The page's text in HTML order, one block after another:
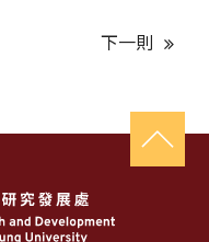
下一則